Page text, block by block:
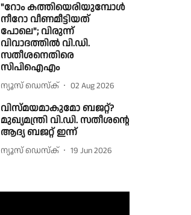
"റോം കത്തിയെരിയുമ്പോൾ
നീറോ വീണമീട്ടിയത്
പോലെ"; വിരുന്ന്
വിവാദത്തിൽ വി.ഡി.
സതീശനെതിരെ
സിപിഐഎം
ന്യൂസ് ഡെസ്ക് 02 Aug 2026
വിസ്മയമാകുമോ ബജറ്റ്?
മുഖ്യമന്ത്രി വി.ഡി. സതീശൻ്റെ
ആദ്യ ബജറ്റ് ഇന്ന്
ന്യൂസ് ഡെസ്ക് 19 Jun 2026